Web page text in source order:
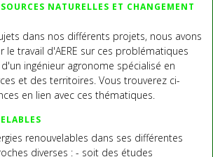
NATURELLES ET CHANGEMENT
dans nos différents projets, nous avons
le travail d'AERE sur ces problématiques
ingénieur agronome spécialisé en
et des territoires. Vous trouverez ci-
en lien avec ces thématiques.
renouvelables dans ses différentes
diverses : - soit des études